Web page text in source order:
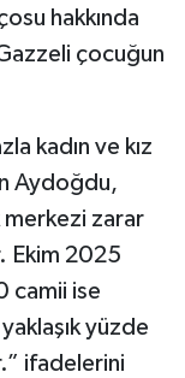
hakkında
çocuğun
kadın ve kız
Aydoğdu,
merkezi zarar
Ekim 2025
camii ise
yaklaşık yüzde
ifadelerini